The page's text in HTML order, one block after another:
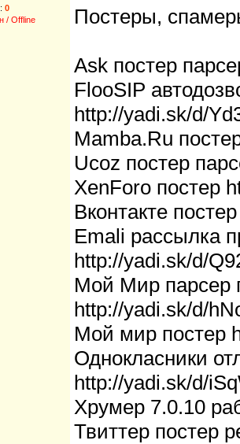
0
/ Offline Постеры,
Ask постер
FlooSIP
http://yadi.sk/d/
Mamba.Ru
Ucoz постер
XenForo постер
Вконтакте
Emali рассылка
http://yadi.sk/d/
Мой Мир парсер
http://yadi.sk/d/
Мой мир постер
Однокласники
http://yadi.sk/d/
Хрумер 7.0.10
Твиттер постер